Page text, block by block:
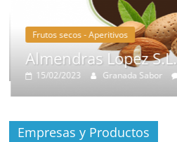
Frutos secos - Aperitivos
Almendras Lopez S.L.
15/02/2023 Granada Sabor
Empresas y Productos